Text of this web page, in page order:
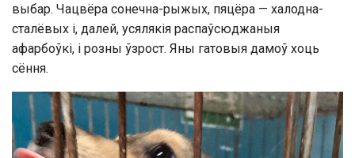
выбар. Чацвёра сонечна-рыжых, пяцёра — халодна-
сталёвых і, далей, усялякія распаўсюджаныя
афарбоўкі, і розны ўзрост. Яны гатовыя дамоў хоць
сёння.